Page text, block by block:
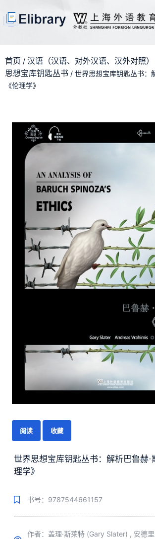
首页 / 汉语（汉语、对外汉语、汉外对照）
思想宝库钥匙丛书 / 世界思想宝库钥匙丛书：
《伦理学》
阅读 收藏
世界思想宝库钥匙丛书：解析巴鲁赫·
理学》
书号：9787544661157
作者：盖理·斯莱特 (Gary Slater) , 安德